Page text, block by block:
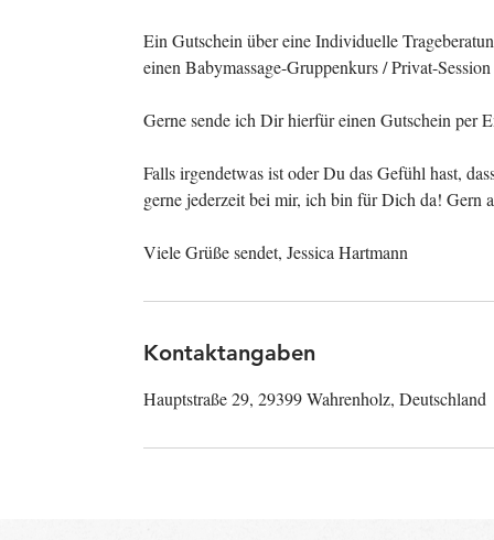
Ein Gutschein über eine Individuelle
einen Babymassage-Gruppenkurs / Privat-
Gerne sende ich Dir hierfür einen Gutschein per
Falls irgendetwas ist oder Du das Gefühl hast,
gerne jederzeit bei mir, ich bin für Dich da! Gern
Kontaktangaben
Hauptstraße 29, 29399 Wahrenholz, Deutschland